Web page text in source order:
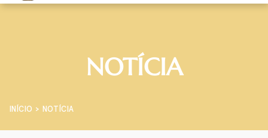
NOTÍCIA
INÍCIO NOTÍCIA